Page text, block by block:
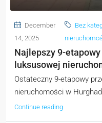
December
14, 2025
Bez
Najlepszy 9-
luksusowej
Ostateczny 9-etapowy
nieruchomości w
Continue reading